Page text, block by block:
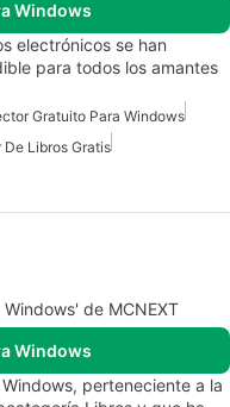
Windows
electrónicos se han
para todos los amantes
Gratuito Para Windows
De Libros Gratis
de MCNEXT
Windows
perteneciente a la